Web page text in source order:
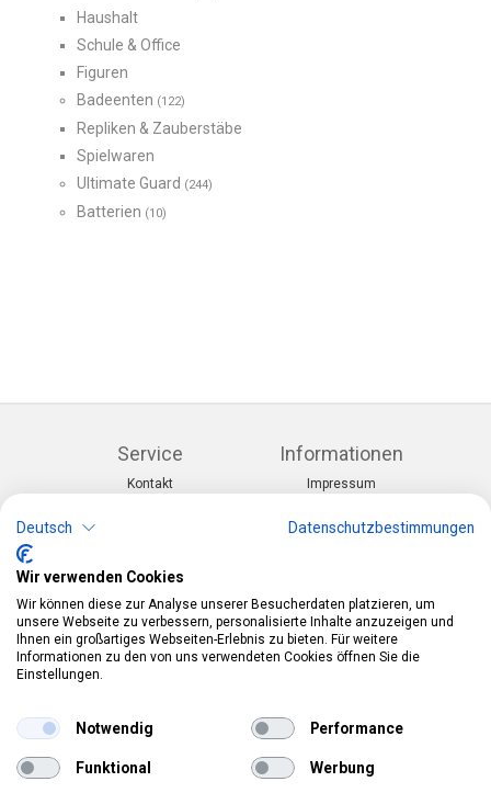
Haushalt
Schule & Office
Figuren
Badeenten (122)
Repliken & Zauberstäbe
Spielwaren
Ultimate Guard (244)
Batterien (10)
Service
Kontakt
Informationen
Impressum
Datenschutz
Kategorien
Anlässe & Themen
Kostüme & Zubehör
Partydeko & Festartikel
Merchandise & Toys
Telefon: 0412190091
Mail:
info@pekabo.ch
Instagram
Online-Shopping Garantie
Das Schweizer Gütesiegel für Sicherheit und
Orientierung beim Online-Shopping
Deutsch Datenschutzbestimmungen
Wir verwenden Cookies
Wir können diese zur Analyse unserer Besucherdaten platzieren, um
unsere Webseite zu verbessern, personalisierte Inhalte anzuzeigen und
Ihnen ein großartiges Webseiten-Erlebnis zu bieten. Für weitere
Informationen zu den von uns verwendeten Cookies öffnen Sie die
Einstellungen.
Notwendig Performance
Funktional Werbung